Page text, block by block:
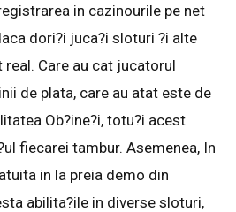
in cazinourile pe net
dori?i juca?i sloturi ?i alte
real. Care au cat jucatorul
de plata, care au atat este de
Ob?ine?i, totu?i acest
fiecarei tambur. Asemenea, In
in la preia demo din
abilita?ile in diverse sloturi,